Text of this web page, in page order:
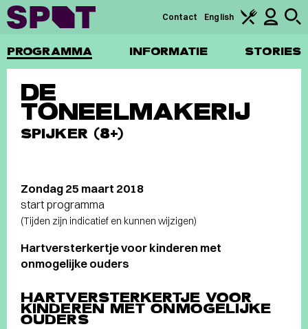
PROGRAMMA INFORMATIE STORIES
Contact English
DE
TONEELMAKERIJ
SPIJKER (8+)
Zondag 25 maart 2018
start programma
(Tijden zijn indicatief en kunnen wijzigen)
Hartversterkertje voor kinderen met
onmogelijke ouders
HARTVERSTERKERTJE VOOR
KINDEREN MET ONMOGELIJKE
OUDERS